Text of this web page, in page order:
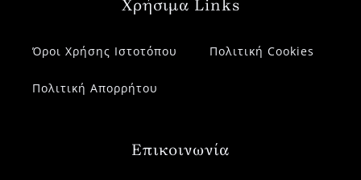
Χρήσιμα Links
Όροι Χρήσης Ιστοτόπου Πολιτική Cookies
Πολιτική Απορρήτου
Επικοινωνία